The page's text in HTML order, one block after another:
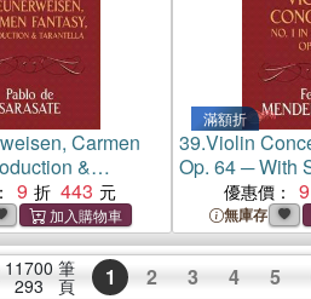
Carmen
&
Separate
Performance
9 443
滿額折
39.Violin
Op. 64 ─ With
Part: Dover
Edition
優惠價： 9
無庫存
11700 筆
293 頁 1 2 3 4 5